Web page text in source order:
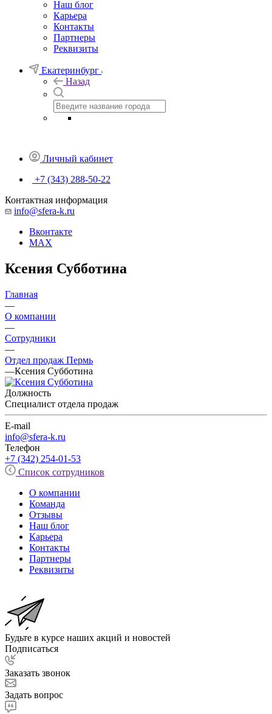
Наш блог
Карьера
Контакты
Партнеры
Реквизиты
Екатеринбург
Назад
Личный кабинет
+7 (343) 288-50-22
Контактная информация
info@sfera-k.ru
Вконтакте
MAX
Ксения Субботина
Главная
—
О компании
—
Сотрудники
—
Отдел продаж Пермь
—Ксения Субботина
Должность
Специалист отдела продаж
E-mail
info@sfera-k.ru
Телефон
+7 (342) 254-01-53
Список сотрудников
О компании
Команда
Отзывы
Наш блог
Карьера
Контакты
Партнеры
Реквизиты
Будьте в курсе наших акций и новостей
Подписаться
Заказать звонок
Задать вопрос